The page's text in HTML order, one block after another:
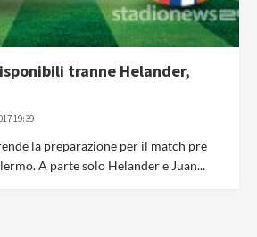
tranne Helander,
19:39
la preparazione per il match pre
A parte solo Helander e Juan...